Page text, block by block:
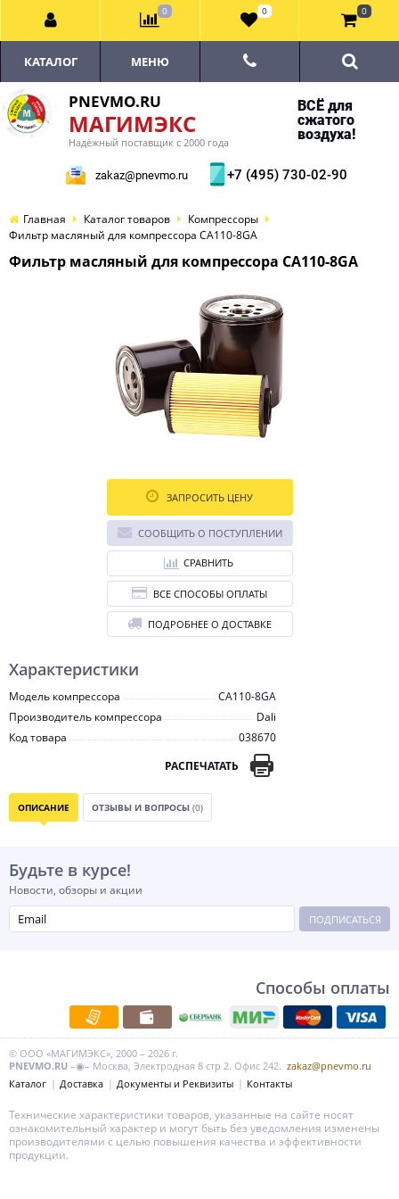
PNEVMO.RU
МАГИМЭКС
Надёжный поставщик с 2000 года
ВСЁ для
сжатого
воздуха!
zakaz@pnevmo.ru +7 (495) 730-02-90
КАТАЛОГ МЕНЮ
Главная Каталог товаров
Компрессоры
Фильтр масляный для компрессора CA110-8GA
Фильтр масляный для компрессора CA110-8GA
Характеристики
Модель компрессора
CA110-8GA
Производитель компрессора
Dali
Код товара
038670
РАСПЕЧАТАТЬ
ЗАПРОСИТЬ ЦЕНУ
СООБЩИТЬ О ПОСТУПЛЕНИИ
СРАВНИТЬ
ВСЕ СПОСОБЫ ОПЛАТЫ
ПОДРОБНЕЕ О ДОСТАВКЕ
ОПИСАНИЕ ОТЗЫВЫ И ВОПРОСЫ (0)
Будьте в курсе!
Новости, обзоры и акции
ПОДПИСАТЬСЯ
Способы оплаты
© ООО «МАГИМЭКС», 2000 – 2026 г.
PNEVMO.RU –◉– Москва, Электродная 8 стр 2. Офис 242. zakaz@pnevmo.ru
Каталог
Доставка Документы и Реквизиты Контакты
0 0 0
Технические характеристики товаров, указанные на сайте носят
ознакомительный характер и могут быть без уведомления изменены
производителями с целью повышения качества и эффективности
продукции.